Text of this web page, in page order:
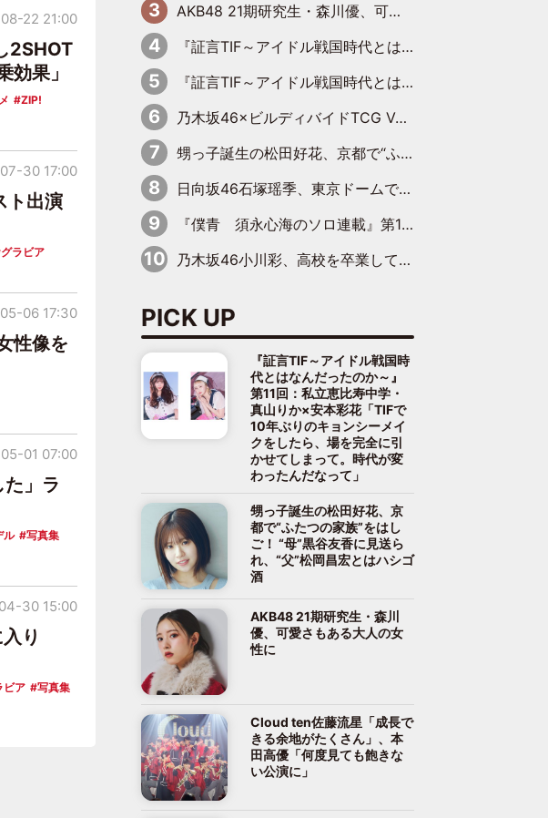
2SHOT
効果」
ZIP!
22 21:00
ト出演
グラビア
30 17:00
性像を
06 17:30
」ラ
ル
写真集
01 07:00
り
ビア
写真集
30 15:00
AKB48 21期研究生・森川優、可愛さもある大人の女性に
『証言TIF～アイドル戦国時代とはなんだったのか～』第11回：私立恵比寿中学・真山りか×安本彩花「TIFで10年ぶりのキョンシーメイクをしたら、場を完全に引かせてしまって。時代が変わったんだなって」
『証言TIF～アイドル戦国時代とはなんだったのか～』第10回：さくら学院・武藤彩未×飯田らうら「正直、中3で辞めるというのを信じてなくて。そう言われてはいたけど、嘘でしょって」
乃木坂46×ビルディバイドTCG Vol.2公開 賀喜遥香＆田村真佑が『京まふ』ステージに登壇
甥っ子誕生の松田好花、京都で“ふたつの家族”をはしご！ “母”黒谷友香に見送られ、“父”松岡昌宏とはハシゴ酒
日向坂46石塚瑶季、東京ドームで“観戦バレ”！ ナイツ・塙も認めた「巨人に詳しすぎるアイドル」は元VENUSスクール生で杉内コーチ推し⁉
『僕青 須永心海のソロ連載』第18回：「バーゲンセールハンターみうな inしまむら」編
乃木坂46小川彩、高校を卒業して初めてのグラビア「大人になった感じがしました(笑)」
PICK UP
『証言TIF～アイドル戦国時
代とはなんだったのか～』
第11回：私立恵比寿中学・
真山りか×安本彩花「TIFで
10年ぶりのキョンシーメイ
クをしたら、場を完全に引
かせてしまって。時代が変
わったんだなって」
甥っ子誕生の松田好花、京
都で“ふたつの家族”をはし
ご！ “母”黒谷友香に見送ら
れ、“父”松岡昌宏とはハシゴ
酒
AKB48 21期研究生・森川
優、可愛さもある大人の女
性に
Cloud ten佐藤流星「成長で
きる余地がたくさん」、本
田高優「何度見ても飽きな
い公演に」